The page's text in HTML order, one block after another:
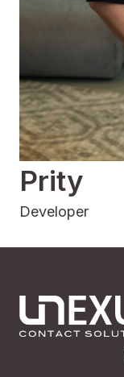
Prity
Developer